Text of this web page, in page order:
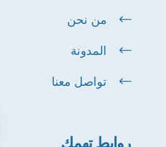
من نحن
المدونة
تواصل معنا
روابط تهمك